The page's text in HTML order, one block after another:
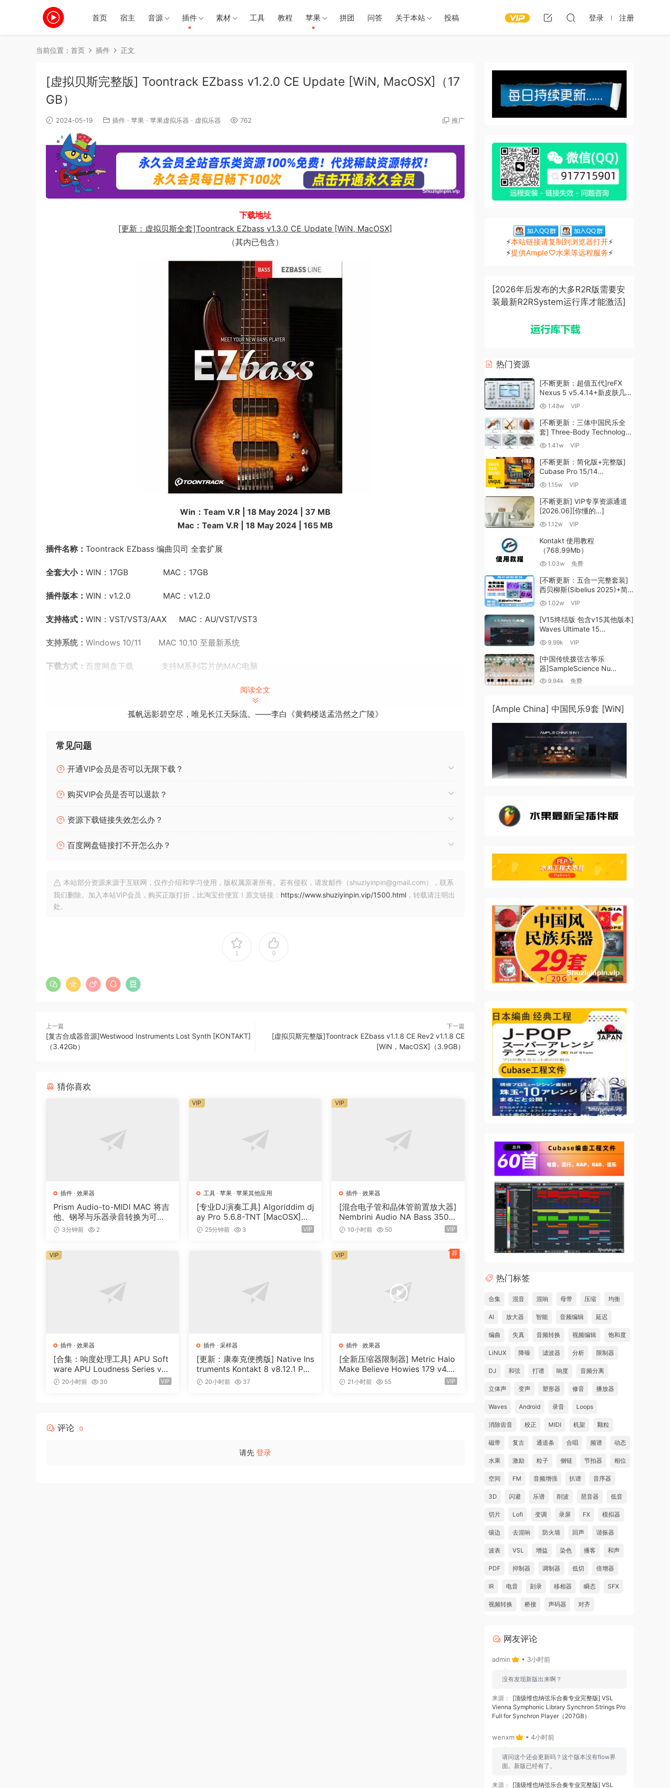
首页 宿主 音源 插件 素材 工具 教程 苹果 拼团 问答 关于本站 投稿 登录 注册
当前位置： 首页 插件 正文
[虚拟贝斯完整版] Toontrack EZbass v1.2.0 CE Update [WiN, MacOSX]（17
GB）
2024-05-19 插件 · 苹果 · 苹果虚拟乐器 · 虚拟乐器 762 推广
下载地址
[更新：虚拟贝斯全套]Toontrack EZbass v1.3.0 CE Update [WiN, MacOSX]
（其内已包含）
Win：Team V.R | 18 May 2024 | 37 MB
Mac：Team V.R | 18 May 2024 | 165 MB
插件名称： Toontrack EZbass 编曲贝司 全套扩展
全套大小： WIN：17GB MAC：17GB
插件版本： WIN：v1.2.0 MAC：v1.2.0
支持格式： WIN：VST/VST3/AAX MAC：AU/VST/VST3
支持系统： Windows 10/11 MAC 10.10 至最新系统
下载方式： 百度网盘下载 支持M系列芯片的MAC电脑
我们自豪地推出市场上首款此类低音软件。它不仅超越了传统的采样库，提供了纯净的声音，而且还具备了基础功能，
全套音色：19套
EZB-Acoustic
EZB-ClassicRock
EZB-EZbassModern
EZB-Fretless
EZB-HeavyMetal
EZB-Hollowbody
EZB-Metal
EZB-TheEightiesElectronic
EZB-TheSixties
MIDI loop库：
We are proud to introduce the market’s first bass software of its kind. One that goes above and beyond a
🏠 HomePage
阅读全文
孤帆远影碧空尽，唯见长江天际流。——李白《黄鹤楼送孟浩然之广陵》
常见问题
开通VIP会员是否可以无限下载？
购买VIP会员是否可以退款？
资源下载链接失效怎么办？
百度网盘链接打不开怎么办？
本站部分资源来源于互联网，仅作介绍和学习使用，版权属原著所有。若有侵权，请发邮件（shuziyinpin@gmail.com），联系
我们删除。加入本站VIP会员，购买正版打折，比淘宝价便宜！原文链接： https://www.shuziyinpin.vip/1500.html ，转载请注明出
处。
1 0
上一篇
[复古合成器音源]Westwood Instruments Lost Synth [KONTAKT]
（3.42Gb）
下一篇
[虚拟贝斯完整版]Toontrack EZbass v1.1.8 CE Rev2 v1.1.8 CE
[WiN，MacOSX]（3.9GB）
猜你喜欢
插件 · 效果器
Prism Audio-to-MIDI MAC 将吉
他、钢琴与乐器录音转换为可编
辑 MIDI
3分钟前 2
工具· 苹果· 苹果其他应用
[专业DJ演奏工具] Algoriddim dj
ay Pro 5.6.8-TNT [MacOSX]
（290MB）
25分钟前 3 VIP
VIP
插件 ·效果器
[混合电子管和晶体管前置放大器]
Nembrini Audio NA Bass 3500
v1.0.0 Incl Keygen-R2R [WiN]
10小时前 50 VIP
VIP
插件 · 效果器
[合集：响度处理工具] APU Soft
ware APU Loudness Series v5.
7.0 Incl Keygen-R2R [WiN]（5
20小时前 30 VIP
VIP
插件· 采样器
[更新：康泰克便携版] Native Ins
truments Kontakt 8 v8.12.1 POR
TABLE-vkDanilov [WiN]（1.25
20小时前 37
插件 ·效果器
[全新压缩器限制器] Metric Halo
Make Believe Howies 179 v4.1.1
7-R2R [WiN]（30.0MB）
21小时前 55 VIP
VIP 荐
评论 0
请先 登录
⚡本站链接请复制到浏览器打开⚡
⚡提供Ample♡水果等远程服务⚡
[2026年后发布的大多R2R版需要安
装最新R2RSystem运行库才能激活]
热门资源
[不断更新：超值五代]reFX
Nexus 5 v5.4.14+新皮肤几十
套+原厂+全套扩展+教程
1.48w VIP
[不断更新：三体中国民乐全
套] Three-Body Technology-
R2R [WiN, MacOSX]
1.41w VIP
[不断更新：简化版+完整版]
Cubase Pro 15/14
VR/R2R/U2B+原厂音源+插件
MacOSX]（704.0MB+）
1.15w VIP
[不断更新] VIP专享资源通道
[2026.06][你懂的…]
1.12w VIP
Kontakt 使用教程
（768.99Mb）
1.03w 免费
[不断更新：五合一完整套装]
西贝柳斯(Sibelius 2025)+简
谱插件V8+图片识别+音频识别
MacOSX]（80.48GB+）
1.02w VIP
[V15终结版 包含v15其他版本]
Waves Ultimate 15
v25.05.27+一键安装版+安装
MacOSX]
（4.1GB+10.2GB+9.6GB）
9.99k VIP
[中国传统拨弦古筝乐
器]SampleScience Nu
Guzheng v2.0 x64 VST
9.94k 免费
[Ample China] 中国民乐9套 [WiN]
热门标签
合集 混音 混响 母带 压缩 均衡
AI 放大器 智能 音频编辑 延迟
编曲 失真 音频转换 视频编辑 饱和度
LiNUX 降噪 滤波器 分析 限制器
DJ 和弦 打谱 响度 音频分离
立体声 变声 塑形器 修音 播放器
Waves Android 录音 Loops
消除齿音 校正 MIDI 机架 颗粒
磁带 复古 通道条 合唱 频谱 动态
水果 激励 粒子 侧链 节拍器 相位
空间 FM 音频增强 扒谱 音序器
3D 闪避 乐谱 削波 琶音器 低音
切片 Lofi 变调 录屏 FX 模拟器
镶边 去混响 防火墙 回声 谐振器
波表 VSL 增益 染色 播客 和声
PDF 抑制器 调制器 低切 倍增器
IR 电音 刻录 移相器 瞬态 SFX
视频转换 桥接 声码器 对齐
网友评论
admin • 3小时前
没有发现新版出来啊？
来源：
[顶级维也纳弦乐合奏专业完整版] VSL
Vienna Symphonic Library Synchron Strings Pro
Full for Synchron Player（207GB）
wenxm • 4小时前
请问这个还会更新吗？这个版本没有flow界
面。新版已经有了。
来源： [顶级维也纳弦乐合奏专业完整版] VSL